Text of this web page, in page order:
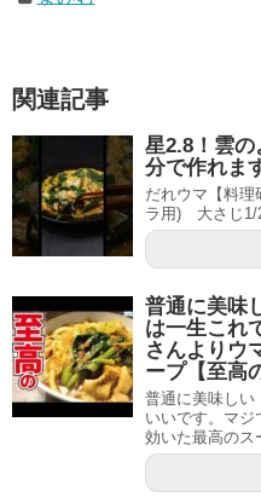
関連記事
星2.8！雲
分で作れま
だれウマ【料理
ラ用) 大さじ1/
普通に美味
は一生これ
さんよりウ
ープ【至高
普通に美味しい
いいです。マジ
効いた最高のス